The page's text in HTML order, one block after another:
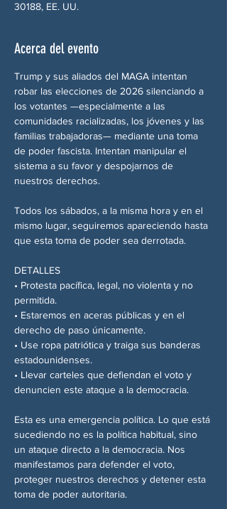
30188, EE. UU.
Acerca del evento
Trump y sus aliados del MAGA intentan
robar las elecciones de 2026 silenciando a
los votantes —especialmente a las
comunidades racializadas, los jóvenes y las
familias trabajadoras— mediante una toma
de poder fascista. Intentan manipular el
sistema a su favor y despojarnos de
nuestros derechos.
Todos los sábados, a la misma hora y en el
mismo lugar, seguiremos apareciendo hasta
que esta toma de poder sea derrotada.
DETALLES
• Protesta pacífica, legal, no violenta y no
permitida.
• Estaremos en aceras públicas y en el
derecho de paso únicamente.
• Use ropa patriótica y traiga sus banderas
estadounidenses.
• Llevar carteles que defiendan el voto y
denuncien este ataque a la democracia.
Esta es una emergencia política. Lo que está
sucediendo no es la política habitual, sino
un ataque directo a la democracia. Nos
manifestamos para defender el voto,
proteger nuestros derechos y detener esta
toma de poder autoritaria.